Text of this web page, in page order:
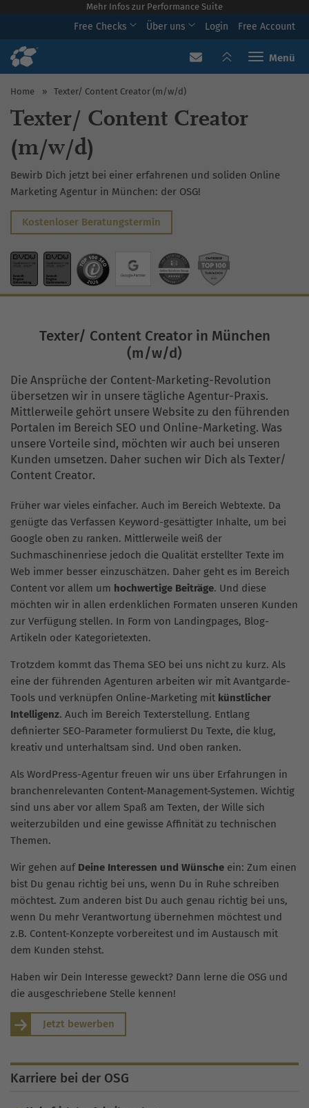
Mehr Infos zur Performance Suite
Free Checks Über uns Login Free Account
Toggle
Home » Texter/ Content Creator (m/w/d)
Texter/ Content Creator
(m/w/d)
Bewirb Dich jetzt bei einer erfahrenen und soliden Online
Marketing Agentur in München: der OSG!
Kostenloser Beratungstermin
Texter/ Content Creator in München
(m/w/d)
Die Ansprüche der Content-Marketing-Revolution
übersetzen wir in unsere tägliche Agentur-Praxis.
Mittlerweile gehört unsere Website zu den führenden
Portalen im Bereich SEO und Online-Marketing. Was
unsere Vorteile sind, möchten wir auch bei unseren
Kunden umsetzen. Daher suchen wir Dich als Texter/
Content Creator.
Früher war vieles einfacher. Auch im Bereich Webtexte. Da
genügte das Verfassen Keyword-gesättigter Inhalte, um bei
Google oben zu ranken. Mittlerweile weiß der
Suchmaschinenriese jedoch die Qualität erstellter Texte im
Web immer besser einzuschätzen. Daher geht es im Bereich
Content vor allem um hochwertige Beiträge. Und diese
möchten wir in allen erdenklichen Formaten unseren Kunden
zur Verfügung stellen. In Form von Landingpages, Blog-
Artikeln oder Kategorietexten.
Trotzdem kommt das Thema SEO bei uns nicht zu kurz. Als
eine der führenden Agenturen arbeiten wir mit Avantgarde-
Tools und verknüpfen Online-Marketing mit künstlicher
Intelligenz. Auch im Bereich Texterstellung. Entlang
definierter SEO-Parameter formulierst Du Texte, die klug,
kreativ und unterhaltsam sind. Und oben ranken.
Als WordPress-Agentur freuen wir uns über Erfahrungen in
branchenrelevanten Content-Management-Systemen. Wichtig
sind uns aber vor allem Spaß am Texten, der Wille sich
weiterzubilden und eine gewisse Affinität zu technischen
Themen.
Wir gehen auf Deine Interessen und Wünsche ein: Zum einen
bist Du genau richtig bei uns, wenn Du in Ruhe schreiben
möchtest. Zum anderen bist Du auch genau richtig bei uns,
wenn Du mehr Verantwortung übernehmen möchtest und
z.B. Content-Konzepte vorbereitest und im Austausch mit
dem Kunden stehst.
Haben wir Dein Interesse geweckt? Dann lerne die OSG und
die ausgeschriebene Stelle kennen!
Jetzt bewerben
Karriere bei der OSG